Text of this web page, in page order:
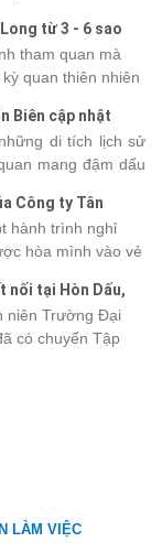
một chuyến đi
từ 3 - 6 sao
tham quan mà
quan thiên nhiên
lựa chọn. Bài viết
Hạ Long mới nhất
tìm được hành
Biên cập nhật
di tích lịch sử
mang đậm dấu
sẽ giúp bạn chủ
Travel tham
Điện Biênmới nhất
Công ty Tân
hành trình nghỉ
hòa mình vào vẻ
nhớ. Hãy cùng
trải nghiệm khó
nối tại Hòn Dấu,
niên Trường Đại
có chuyến Tập
LÀM VIỆC